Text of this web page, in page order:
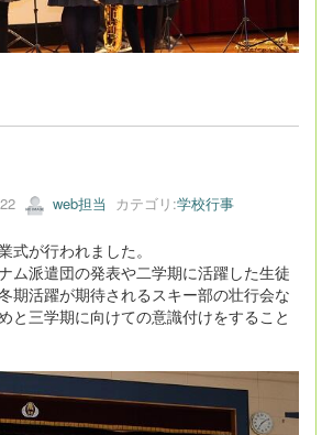
web担当 カテゴリ:学校行事
式が行われました。
ム派遣団の発表や二学期に活躍した生徒
期活躍が期待されるスキー部の壮行会な
と三学期に向けての意識付けをすること